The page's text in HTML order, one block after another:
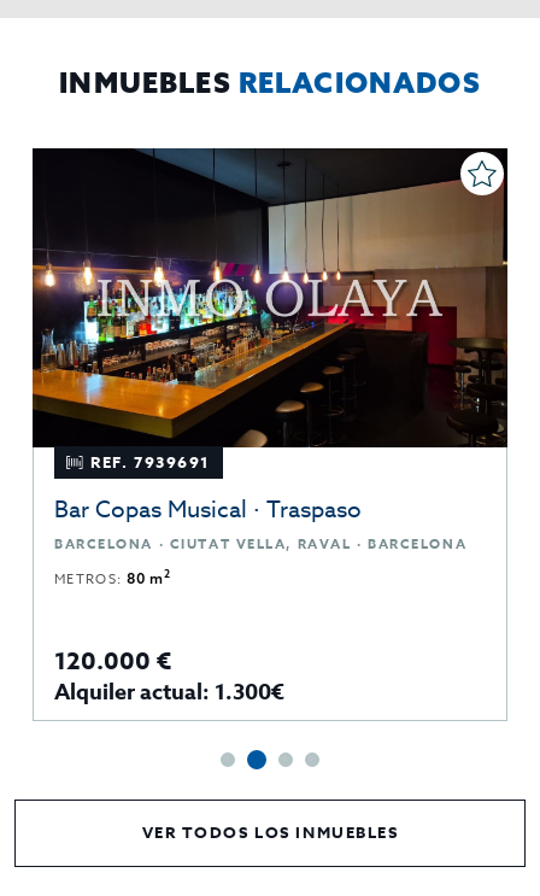
INMUEBLES RELACIONADOS
REF. 7939691
Bar Copas Musical · Traspaso
BARCELONA · CIUTAT VELLA, RAVAL · BARCELONA
METROS:80 m2
120.000 €
Alquiler actual: 1.300€
VER TODOS LOS INMUEBLES